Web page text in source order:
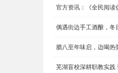
官方资讯：《全民阅
偶遇街边手工酒酿，冬
腊八至年味启，边喝
芜湖盲校深耕职教实